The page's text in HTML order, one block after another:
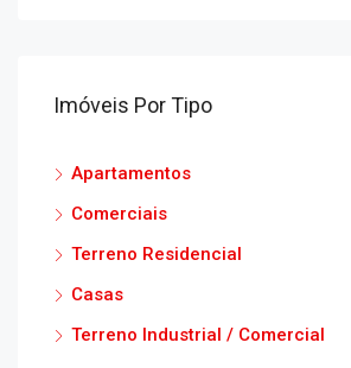
Imóveis Por Tipo
Apartamentos
Comerciais
Terreno Residencial
Casas
Terreno Industrial / Comercial